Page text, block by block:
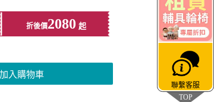
折後價2080
加入購物車
聯繫客服
TOP